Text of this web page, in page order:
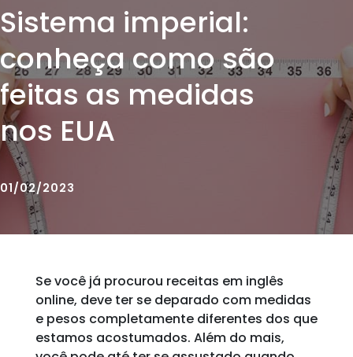
Sistema imperial:
conheça como são
feitas as medidas
nos EUA
01/02/2023
Se você já procurou receitas em inglês
online, deve ter se deparado com medidas
e pesos completamente diferentes dos que
estamos acostumados. Além do mais,